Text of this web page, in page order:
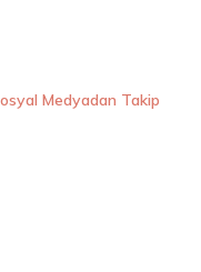
Medyadan Takip